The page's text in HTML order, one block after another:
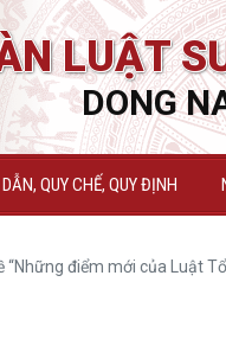
LUẬT
DONG
QUY CHẾ, QUY ĐỊNH
điểm mới của Luật